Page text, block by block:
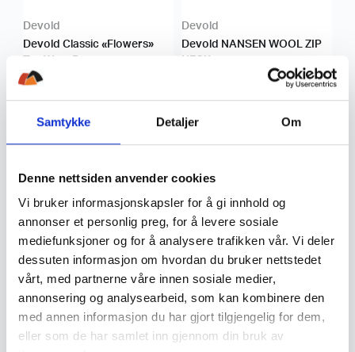
Samtykke Detaljer Om
Denne nettsiden anvender cookies
Vi bruker informasjonskapsler for å gi innhold og
annonser et personlig preg, for å levere sosiale
mediefunksjoner og for å analysere trafikken vår. Vi deler
dessuten informasjon om hvordan du bruker nettstedet
vårt, med partnerne våre innen sosiale medier,
annonsering og analysearbeid, som kan kombinere den
med annen informasjon du har gjort tilgjengelig for dem,
eller som de har samlet inn gjennom din bruk av
Devold
Devold Classic «Flowers»
Tee Wmn Dame
999,-
Devold
Devold NANSEN WOOL ZIP
NECK
2.199,-
Fjällräven
Fjällräven Fjällräven Logo
699,-
524,25
Fjällräven
Fjällräven Abisko Wool
1.599,-